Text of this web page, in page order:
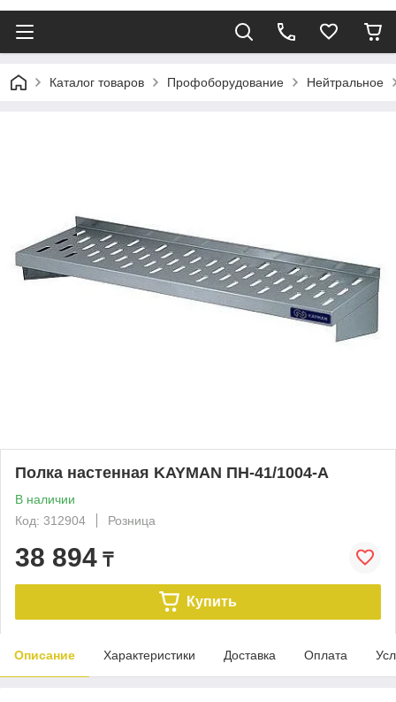
Каталог товаров Профоборудование Нейтральное
Полка настенная KAYMAN ПН-41/1004-А
В наличии
Код: 312904
Розница
38 894 ₸
Купить
Описание Характеристики Доставка Оплата